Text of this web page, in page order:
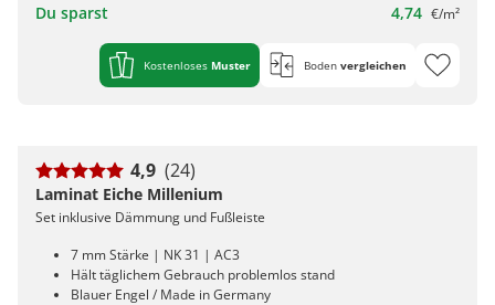
Du sparst 4,74 €/m²
Kostenloses Muster Boden vergleichen
4,9 (24)
Laminat Eiche Millenium
Set inklusive Dämmung und Fußleiste
7 mm Stärke | NK 31 | AC3
Hält täglichem Gebrauch problemlos stand
Blauer Engel / Made in Germany